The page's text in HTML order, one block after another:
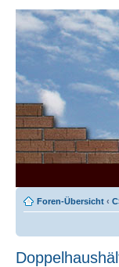
Foren-Übersicht ‹